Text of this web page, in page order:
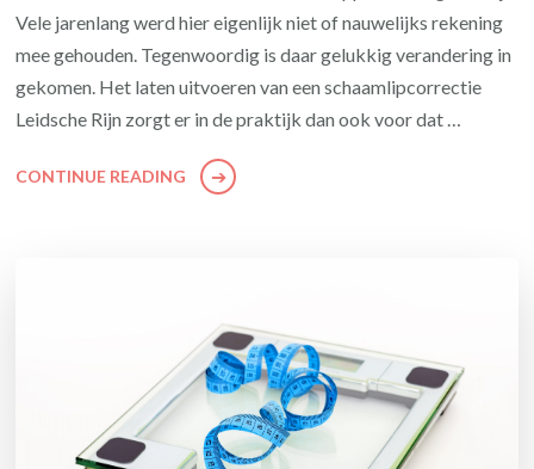
Vele jarenlang werd hier eigenlijk niet of nauwelijks rekening
mee gehouden. Tegenwoordig is daar gelukkig verandering in
gekomen. Het laten uitvoeren van een schaamlipcorrectie
Leidsche Rijn zorgt er in de praktijk dan ook voor dat …
CONTINUE READING